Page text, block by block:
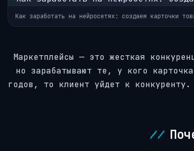
Как заработать на нейросетях: создаем карточки
Маркетплейсы — это жесткая
но зарабатывают те, у кого
годов, то клиент уйдет к